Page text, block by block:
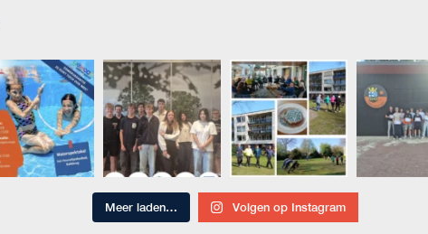
Meer laden… Volgen op Instagram